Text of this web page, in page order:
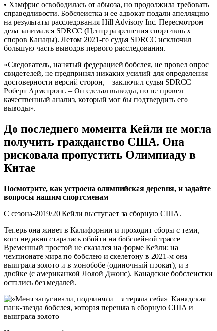
• Хамфрис освободилась от абьюза, но продолжила требовать
справедливости. Бобслеистка и ее адвокат подали апелляцию
на результаты расследования Hill Advisory Inc. Пересмотром
дела занимался SDRCC (Центр разрешения спортивных
споров Канады). Летом 2021-го судья SDRCC исключил
большую часть выводов первого расследования.
«Следователь, нанятый федерацией бобслея, не провел опрос
свидетелей, не предпринял никаких усилий для определения
достоверности версий сторон, – заключил судья SDRCC
Роберт Армстронг. – Он сделал выводы, но не провел
качественный анализ, который мог бы подтвердить его
выводы».
До последнего момента Кейли не могла
получить гражданство США. Она
рисковала пропустить Олимпиаду в
Китае
Посмотрите, как устроена олимпийская деревня, и задайте
вопросы нашим спортсменам
С сезона-2019/20 Кейли выступает за сборную США.
Теперь она живет в Калифорнии и проходит сборы с теми,
кого недавно старалась обойти на бобслейной трассе.
Временный простой не сказался на форме Кейли: на
чемпионате мира по бобслею и скелетону в 2021-м она
выиграла золото и в монобобе (одиночный прокат), и в
двойке (с американкой Лолой Джонс). Канадские бобслеистки
остались без медалей.